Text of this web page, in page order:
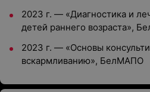
2023 г. — «Диагностика и
детей раннего возраста»,
2023 г. — «Основы
вскармливанию», БелМАПО